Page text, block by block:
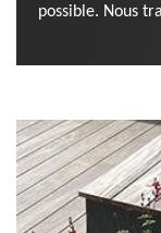
possible. Nous